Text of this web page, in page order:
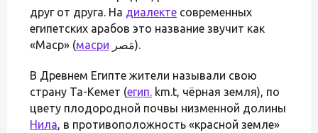
друг от друга. На диалекте современных
египетских арабов это название звучит как
«Маср» (масри مَصر).
В Древнем Египте жители называли свою
страну Та-Кемет (егип. km.t, чёрная земля), по
цвету плодородной почвы низменной долины
Нила, в противоположность «красной земле»